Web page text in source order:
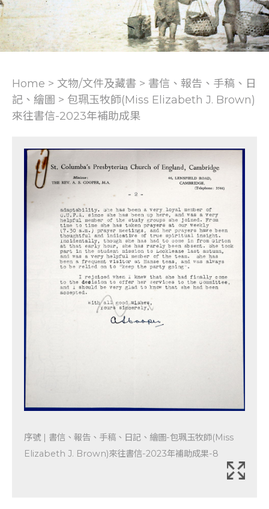
Home > 文物/文件及藏書 > 書信、報告、手稿、日
記、繪圖 > 包珮玉牧師(Miss Elizabeth J. Brown)
來往書信-2023年補助成果
序號 | 書信、報告、手稿、日記、繪圖-包珮玉牧師(Miss
Elizabeth J. Brown)來往書信-2023年補助成果-8